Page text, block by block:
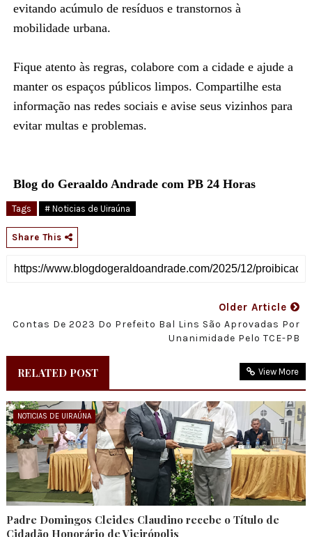
evitando acúmulo de resíduos e transtornos à
mobilidade urbana.
Fique atento às regras, colabore com a cidade e ajude a
manter os espaços públicos limpos. Compartilhe esta
informação nas redes sociais e avise seus vizinhos para
evitar multas e problemas.
Blog do Geraaldo Andrade com PB 24 Horas
Tags # Noticias de Uiraúna
Share This
Older Article
Contas De 2023 Do Prefeito Bal Lins São Aprovadas Por
Unanimidade Pelo TCE-PB
RELATED POST View More
NOTICIAS DE UIRAÚNA
Padre Domingos Cleides Claudino recebe o Título de
Cidadão Honorário de Vieirópolis